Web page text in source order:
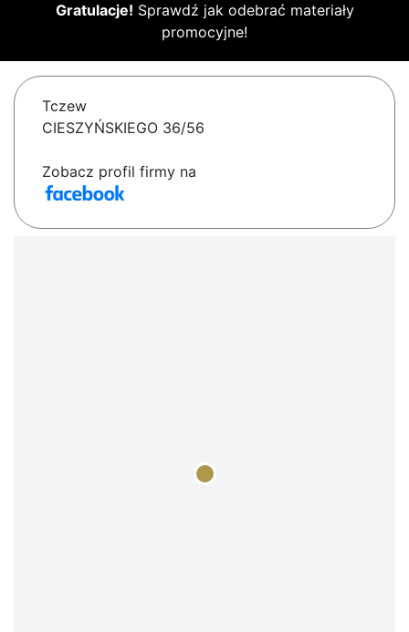
Gratulacje! Sprawdź jak odebrać materiały
promocyjne!
Tczew
CIESZYŃSKIEGO 36/56
Zobacz profil firmy na